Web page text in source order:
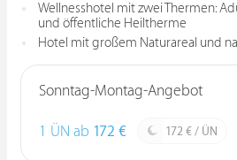
Wellnesshotel mit zwei Thermen:
und öffentliche Heiltherme
Hotel mit großem Naturareal und
Sonntag-Montag-Angebot
1 ÜN ab 172 € 172 € / ÜN